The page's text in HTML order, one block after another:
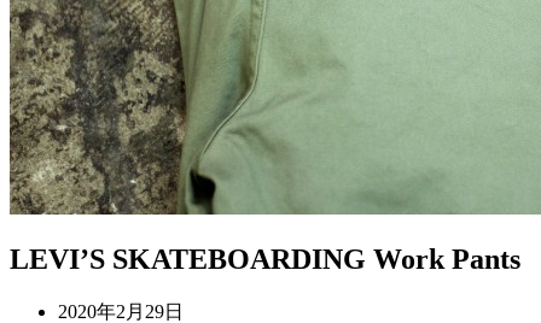
LEVI’S SKATEBOARDING Work Pants
2020年2月29日